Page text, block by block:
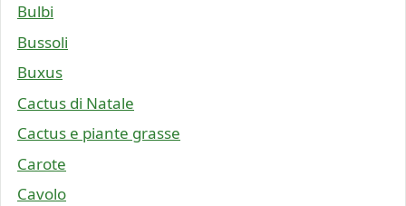
Bulbi
Bussoli
Buxus
Cactus di Natale
Cactus e piante grasse
Carote
Cavolo